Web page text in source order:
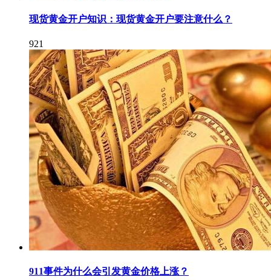
现货黄金开户知识：现货黄金开户要注意什么？
921
911事件为什么会引发黄金价格上涨？